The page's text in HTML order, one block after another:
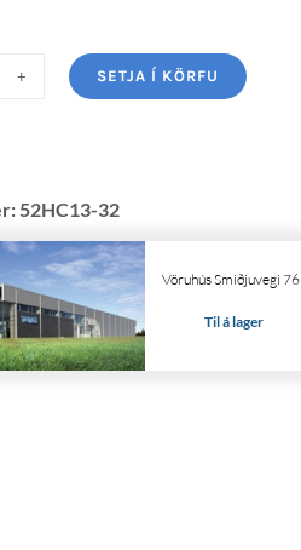
SETJA Í KÖRFU
52HC13-32
Vöruhús Smiðjuvegi 76
Til á lager